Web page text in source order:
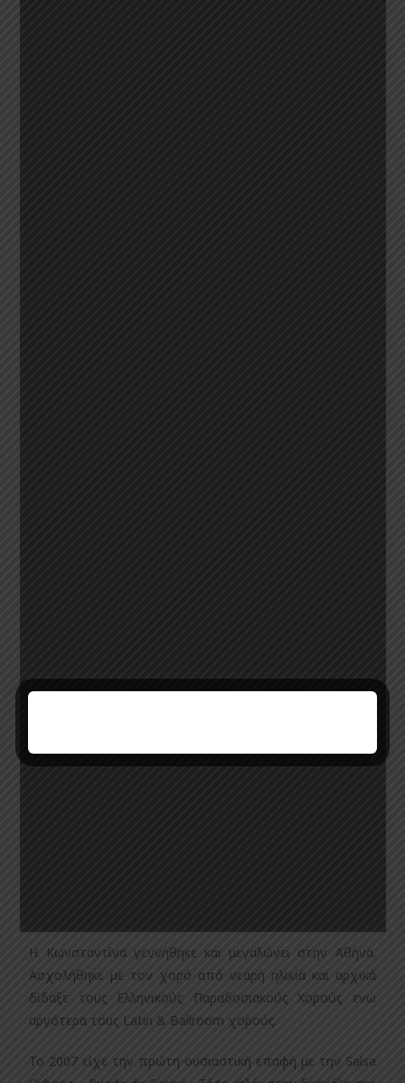
Η Κωνσταντίνα γεννήθηκε και μεγαλώνει στην Αθήνα.
Ασχολήθηκε με τον χορό από νεαρή ηλικία και αρχικά
δίδαξε τους Ελληνικούς Παραδοσιακούς Χορούς ενώ
αργότερα τους Latin & Ballroom χορούς.
Το 2007 είχε την πρώτη ουσιαστική επαφή με την Salsa